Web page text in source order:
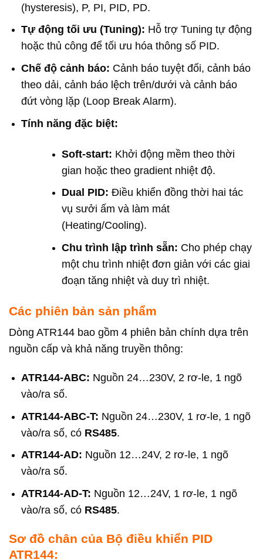
(hysteresis), P, PI, PID, PD.
Tự động tối ưu (Tuning): Hỗ trợ Tuning tự động
hoặc thủ công để tối ưu hóa thông số PID.
Chế độ cảnh báo: Cảnh báo tuyệt đối, cảnh báo
theo dải, cảnh báo lệch trên/dưới và cảnh báo
đứt vòng lặp (Loop Break Alarm).
Tính năng đặc biệt:
Soft-start: Khởi động mềm theo thời
gian hoặc theo gradient nhiệt độ.
Dual PID: Điều khiển đồng thời hai tác
vụ sưởi ấm và làm mát
(Heating/Cooling).
Chu trình lập trình sẵn: Cho phép chạy
một chu trình nhiệt đơn giản với các giai
đoạn tăng nhiệt và duy trì nhiệt.
Các phiên bản sản phẩm
Dòng ATR144 bao gồm 4 phiên bản chính dựa trên
nguồn cấp và khả năng truyền thông:
ATR144-ABC: Nguồn 24…230V, 2 rơ-le, 1 ngõ
vào/ra số.
ATR144-ABC-T: Nguồn 24…230V, 1 rơ-le, 1 ngõ
vào/ra số, có RS485.
ATR144-AD: Nguồn 12…24V, 2 rơ-le, 1 ngõ
vào/ra số.
ATR144-AD-T: Nguồn 12…24V, 1 rơ-le, 1 ngõ
vào/ra số, có RS485.
Sơ đồ chân của Bộ điều khiển PID
ATR144: